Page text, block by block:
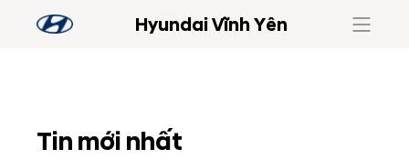
Hyundai Vĩnh Yên
Tin mới nhất